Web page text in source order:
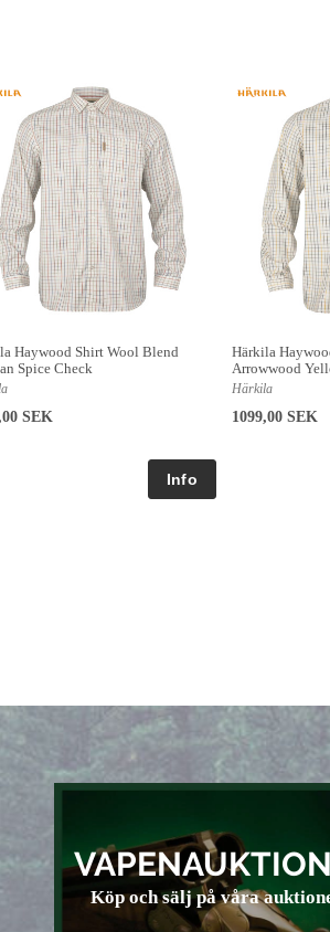
Haywood Shirt Wool Blend
Spice Check
SEK
Härkila
Arrowwood
Härkila
1099,00 SEK
Köp och sälj på våra